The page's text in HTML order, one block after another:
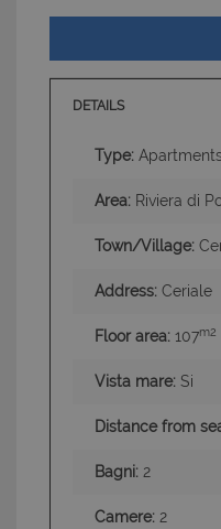
DETAILS
Type:
Area: Riviera di
Town/Village:
Address: Ceriale
Floor area: 107m2
Vista mare: Si
Distance from
Bagni: 2
Camere: 2